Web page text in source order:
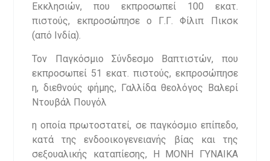
Εκκλησιών, που εκπροσωπεί 100 εκατ.
πιστούς, εκπροσώπησε ο Γ.Γ. Φίλιπ Πικσκ
(από Ινδία).
Τον Παγκόσμιο Σύνδεσμο Βαπτιστών, που
εκπροσωπεί 51 εκατ. πιστούς, εκπροσώπησε
η, διεθνούς φήμης, Γαλλίδα θεολόγος Βαλερί
Ντουβάλ Πουγόλ
η οποία πρωτοστατεί, σε παγκόσμιο επίπεδο,
κατά της ενδοοικογενειανής βίας και της
σεξουαλικής καταπίεσης, Η ΜΟΝΗ ΓΥΝΑΙΚΑ